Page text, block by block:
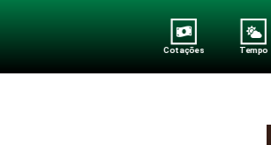
Cotações Tempo